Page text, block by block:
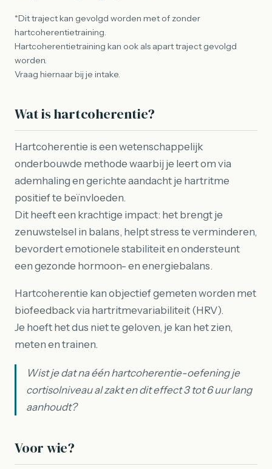
*Dit traject kan gevolgd worden met of zonder
hartcoherentietraining.
Hartcoherentietraining kan ook als apart traject gevolgd
worden.
Vraag hiernaar bij je intake.
Wat is hartcoherentie?
Hartcoherentie is een wetenschappelijk
onderbouwde methode waarbij je leert om via
ademhaling en gerichte aandacht je hartritme
positief te beïnvloeden.
Dit heeft een krachtige impact: het brengt je
zenuwstelsel in balans, helpt stress te verminderen,
bevordert emotionele stabiliteit en ondersteunt
een gezonde hormoon- en energiebalans.
Hartcoherentie kan objectief gemeten worden met
biofeedback via hartritmevariabiliteit (HRV).
Je hoeft het dus niet te geloven, je kan het zien,
meten en trainen.
Wist je dat na één hartcoherentie-oefening je
cortisolniveau al zakt en dit effect 3 tot 6 uur lang
aanhoudt?
Voor wie?